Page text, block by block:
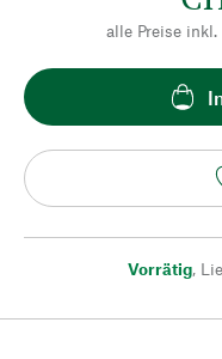
alle Preise
Vorrätig,